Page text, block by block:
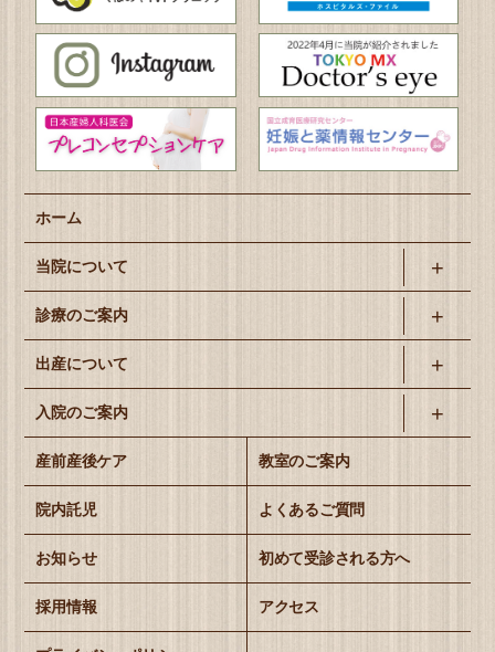
ホーム
当院について
診療のご案内
出産について
入院のご案内
産前産後ケア 教室のご案内
院内託児 よくあるご質問
お知らせ 初めて受診される方へ
採用情報 アクセス